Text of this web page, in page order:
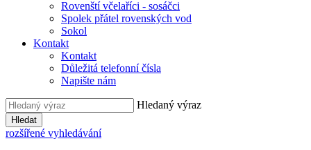
Rovenští včelaříci - sosáčci
Spolek přátel rovenských vod
Sokol
Kontakt
Kontakt
Důležitá telefonní čísla
Napište nám
Hledaný výraz
Hledat
rozšířené vyhledávání